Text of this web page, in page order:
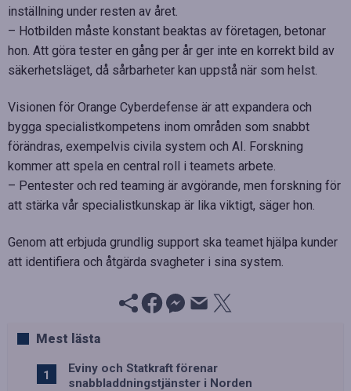
inställning under resten av året.
– Hotbilden måste konstant beaktas av företagen, betonar
hon. Att göra tester en gång per år ger inte en korrekt bild av
säkerhetsläget, då sårbarheter kan uppstå när som helst.
Visionen för Orange Cyberdefense är att expandera och
bygga specialistkompetens inom områden som snabbt
förändras, exempelvis civila system och AI. Forskning
kommer att spela en central roll i teamets arbete.
– Pentester och red teaming är avgörande, men forskning för
att stärka vår specialistkunskap är lika viktigt, säger hon.
Genom att erbjuda grundlig support ska teamet hjälpa kunder
att identifiera och åtgärda svagheter i sina system.
Mest lästa
Eviny och Statkraft förenar
snabbladdningstjänster i Norden